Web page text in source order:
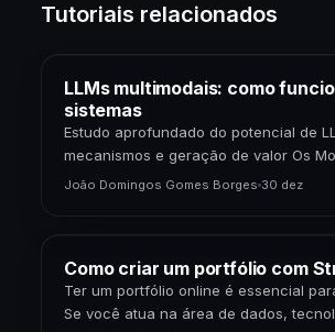
Tutoriais relacionados
LLMs multimodais: como
sistemas
Estudo aprofundado do potencial de
mecanismos e geração de valor Os
Grande Porte (LLMs) multimodais
João Domingos Gomes Borges 30 dez
Como criar um portfólio com
Ter um portfólio online é essencial
Se você atua na área de dados,